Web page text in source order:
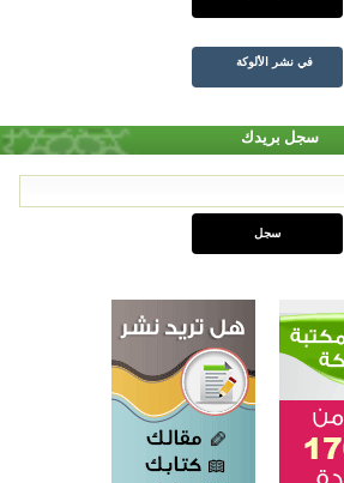
في نشر الألوكة
سجل بريدك